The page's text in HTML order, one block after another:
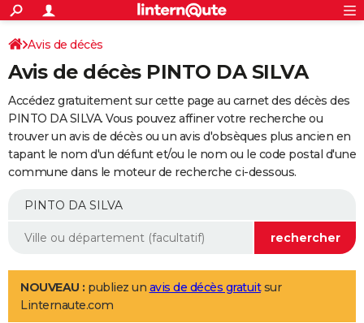
ACTUALITÉS
Politique
Société
Faits Divers
Education
Monde
Villes
+
SPORT
Coupe du monde 2026
Football
Tennis
Cyclisme
Rugby
Forum
Programme TV
TNT
Streaming
Cinéma
Sorties cinéma
Musique
+
FINANCE
Retraite
Epargne
Immobilier
Risques naturels par ville
Assurance
AUTO
Essais
Réserver un essai
Citadines
Berlines
SUV
Forum auto
+
Mobiles
Meilleur smartphone
Internet
Ordinateurs
Jeux vidéo
Guide high-tech
Aménagement intérieur
LIFESTYLE
Art de vivre
Bien-être
Loisirs
Mode
Modes de vie
Avis de décès
Avis de décès PINTO DA SILVA
Accédez gratuitement sur cette page au carnet des décès des
PINTO DA SILVA. Vous pouvez affiner votre recherche ou
trouver un avis de décès ou un avis d'obsèques plus ancien en
tapant le nom d'un défunt et/ou le nom ou le code postal d'une
commune dans le moteur de recherche ci-dessous.
NOUVEAU : publiez un avis de décès gratuitsur
Linternaute.com